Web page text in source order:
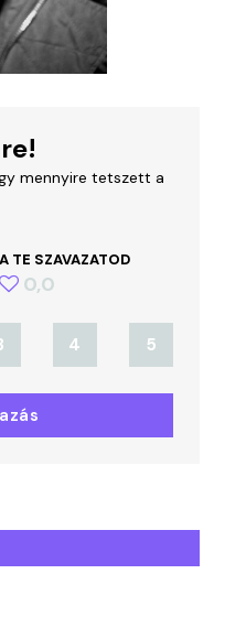
mennyire tetszett a
A TE SZAVAZATOD
0,0
4 5